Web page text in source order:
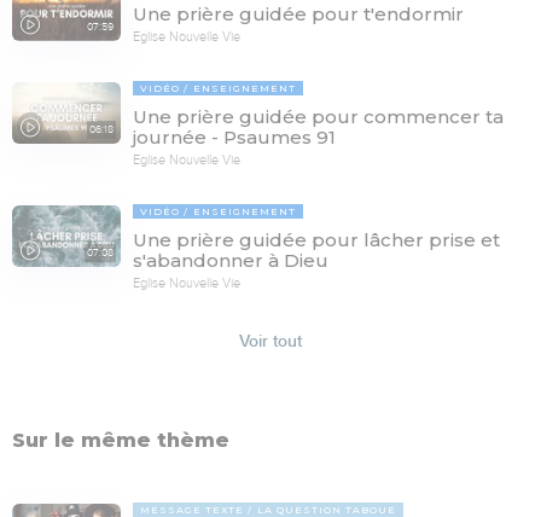
07:59
Une prière guidée pour t'endormir
Eglise Nouvelle Vie
06:18
VIDÉO ENSEIGNEMENT
Une prière guidée pour commencer ta
journée - Psaumes 91
Eglise Nouvelle Vie
07:08
VIDÉO ENSEIGNEMENT
Une prière guidée pour lâcher prise et
s'abandonner à Dieu
Eglise Nouvelle Vie
Voir tout
Sur le même thème
MESSAGE TEXTE LA QUESTION TABOUE